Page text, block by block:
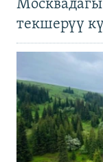
текшерүү